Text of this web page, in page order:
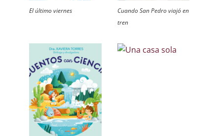
El último viernes
Cuando San Pedro viajó en
tren